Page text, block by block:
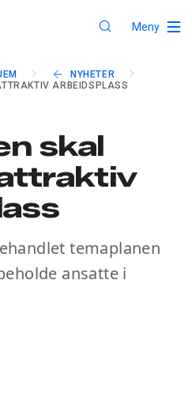
Meny
NYHETER
ARBEIDSPLASS
skal
temaplanen
ansatte i